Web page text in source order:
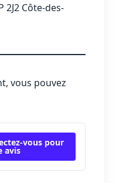
2J2 Côte-des-
vous pouvez
vous pour
avis